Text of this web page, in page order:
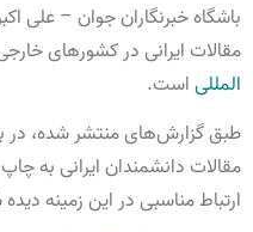
باشگاه خبرنگاران جوان – علی
مقالات ایرانی در کشور‌های
المللیاست.
طبق گزارش‌های منتشر شده، در
مقالات دانشمندان ایرانی به
ارتباط مناسبی در این زمینه